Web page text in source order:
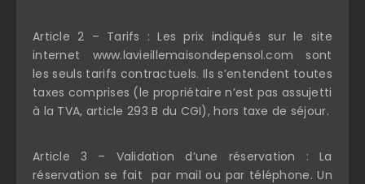
Article 2 – Tarifs : Les prix indiqués sur le site
internet www.lavieillemaisondepensol.com sont
les seuls tarifs contractuels. Ils s’entendent toutes
taxes comprises (le propriétaire n’est pas assujetti
à la TVA, article 293 B du CGI), hors taxe de séjour.
Article 3 – Validation d’une réservation : La
réservation se fait par mail ou par téléphone. Un